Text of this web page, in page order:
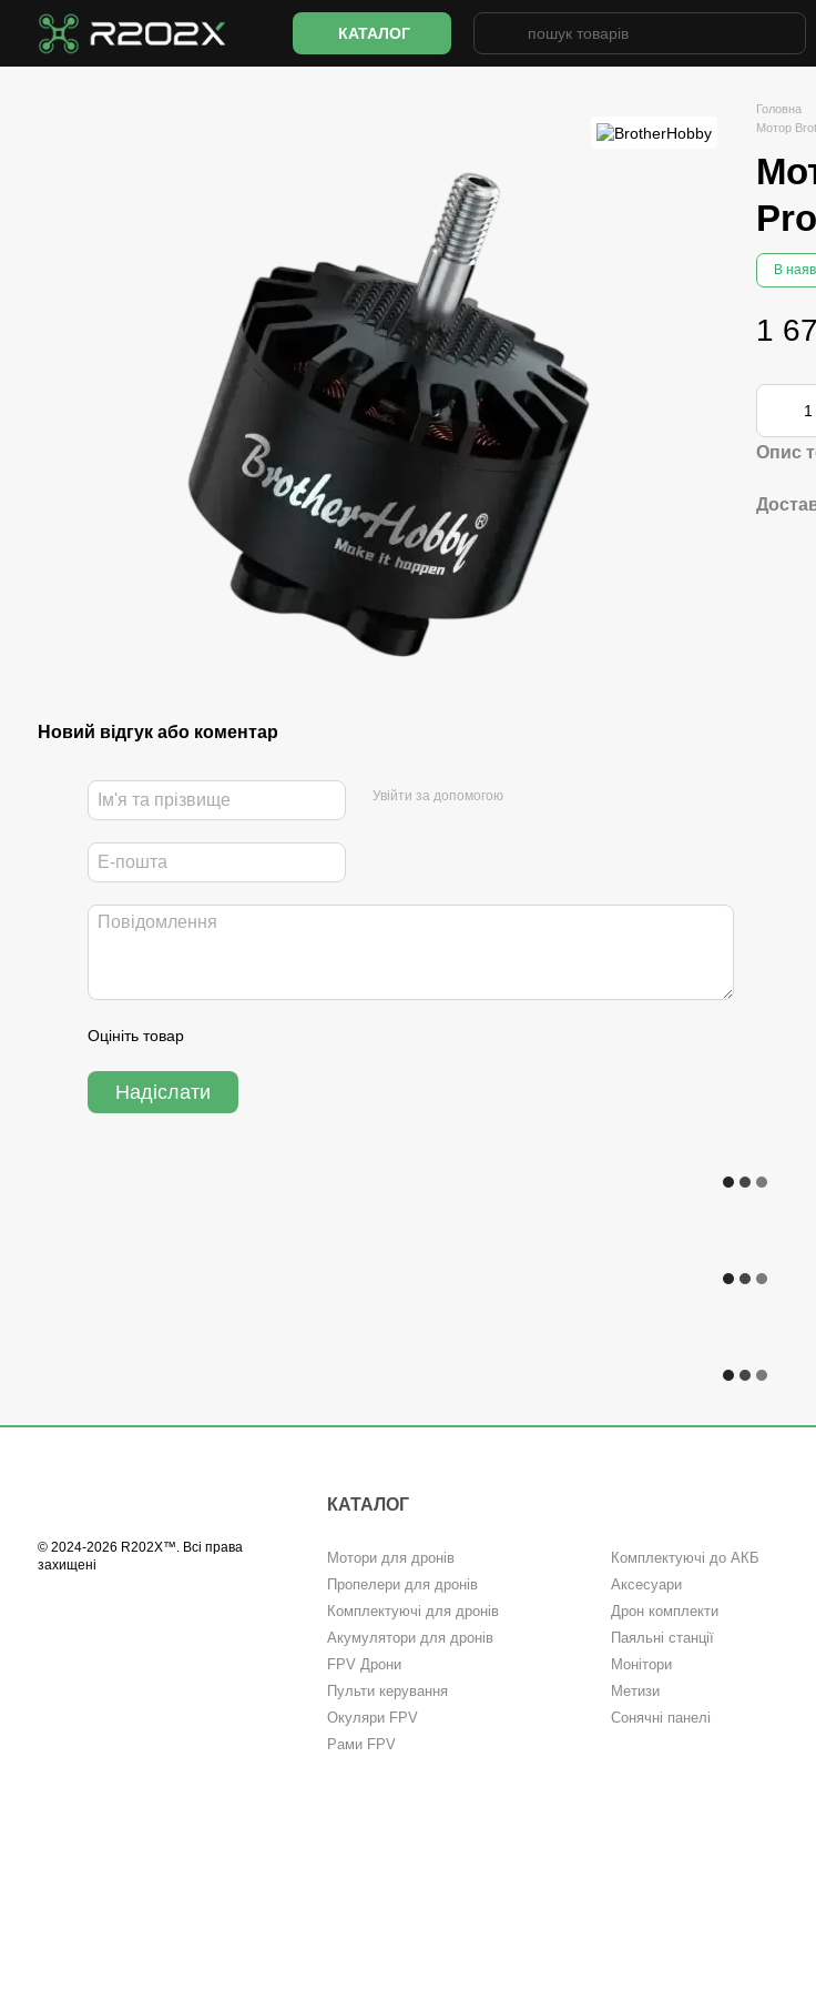
Перейти до основного контенту
КАТАЛОГ
Новий відгук або коментар
Увійти за допомогою
Оцініть товар
Надіслати
Головна
Мотор
В
1
Опис
© 2024-2026 R202X™. Всі права
захищені
КАТАЛОГ
Мотори для дронів
Пропелери для дронів
Комплектуючі для дронів
Акумулятори для дронів
FPV Дрони
Пульти керування
Окуляри FPV
Рами FPV
Комплектуючі до АКБ
Аксесуари
Дрон комплекти
Паяльні станції
Монітори
Метизи
Сонячні панелі